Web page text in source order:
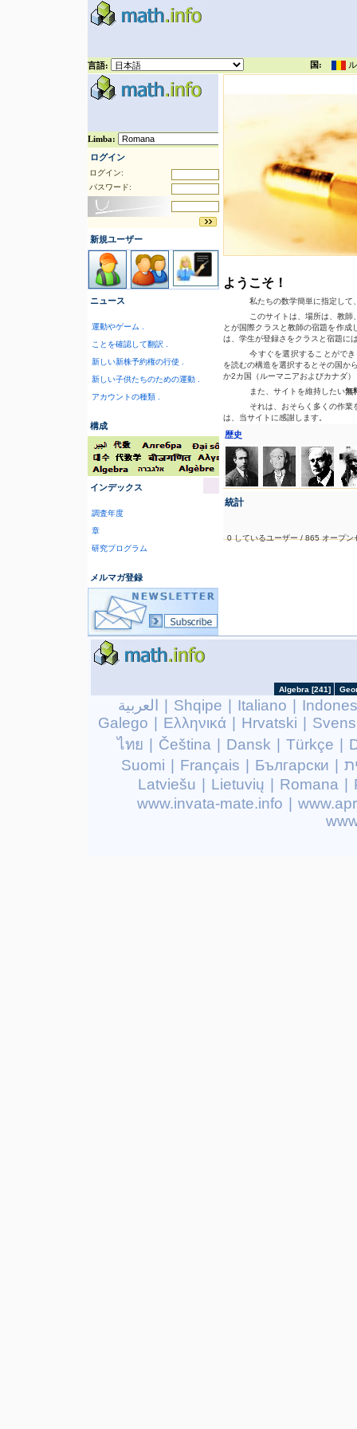
言語: 国:
ログイン
ログイン:
パスワード:
新規ユーザー
ニュース
運動やゲーム .
ことを確認して翻訳 .
新しい新株予約権の行使 .
新しい子供たちのための運動 .
アカウントの種類 .
構成
インデックス
調査年度
章
研究プログラム
メルマガ登録
ようこそ！
私たちの数学簡単に指定して
このサイトは、場所は、教
とが国際クラスと教師の宿題を作
は、学生が登録さをクラスと宿題に
今すぐを選択することがで
を読むの構造を選択するとその国か
か2カ国（ルーマニアおよびカナダ
また、サイトを維持したい無
それは、おそらく多くの作
は、当サイトに感謝します。
歴史
統計
0 しているユーザー / 865 オープン
العربية Shqipe Italiano
Galego
Ελληνικά Hrvatski
ไทย
Čeština Dansk Türkçe
Suomi
Français Български
Latviešu
Lietuvių Romana
www.invata-mate.info